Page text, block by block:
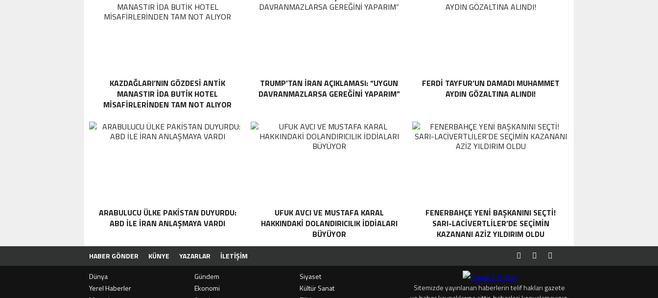
KAZDAĞLARI’NIN GÖZDESI ANTIK
MANASTIR İDA BUTIK HOTEL
MISAFIRLERINDEN TAM NOT ALIYOR
TRUMP’TAN İRAN AÇIKLAMASI: “UYGUN
DAVRANMAZLARSA GEREĞINI YAPARIM”
FERDI TAYFUR’UN DAMADI MUHAMMET
AYDIN GÖZALTINA ALINDI!
ARABULUCU ÜLKE PAKISTAN DUYURDU:
ABD ILE İRAN ANLAŞMAYA VARDI
UFUK AVCI VE MUSTAFA KARAL
HAKKINDAKI DOLANDIRICILIK İDDIALARI
BÜYÜYOR
FENERBAHÇE YENI BAŞKANINI SEÇTI!
SARI-LACIVERTLILER’DE SEÇIMIN
KAZANANI AZIZ YILDIRIM OLDU
HABER GÖNDER KÜNYE YAZARLAR
İLETIŞIM
Dünya
Gündem
Siyaset
Yerel Haberler
Ekonomi
Kültür Sanat
Sitemizde yayınlanan haberlerin telif hakları gazete